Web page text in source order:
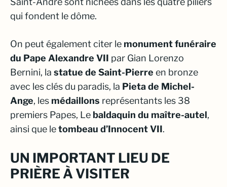
qui fondent le dôme.
On peut également citer le monument funéraire
du Pape Alexandre VII par Gian Lorenzo
Bernini, la statue de Saint-Pierre en bronze
avec les clés du paradis, la Pieta de Michel-
Ange, les médaillons représentants les 38
premiers Papes, Le baldaquin du maître-autel,
ainsi que letombeau d’Innocent VII.
UN IMPORTANT LIEU DE
PRIÈRE À VISITER